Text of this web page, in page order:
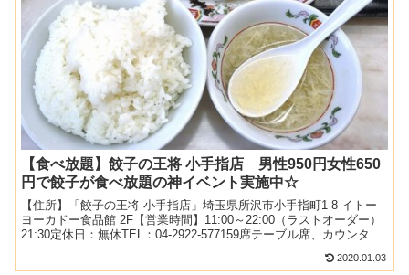
【食べ放題】餃子の王将 小手指店 男性950円女性650
円で餃子が食べ放題の神イベント実施中☆
【住所】「餃子の王将 小手指店」埼玉県所沢市小手指町1-8 イトー
ヨーカドー食品館 2F【営業時間】11:00～22:00（ラストオーダー）
21:30定休日：無休TEL：04-2922-577159席テーブル席、カウンター
2020.01.03